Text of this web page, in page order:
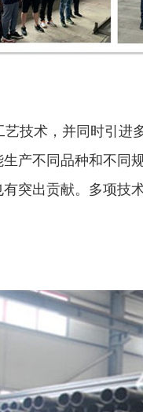
技术，并同时引进
产不同品种和不同
突出贡献。多项技